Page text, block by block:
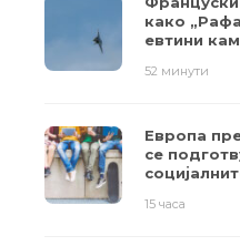
како
евтини
52 минути
Европа
се
15 часа